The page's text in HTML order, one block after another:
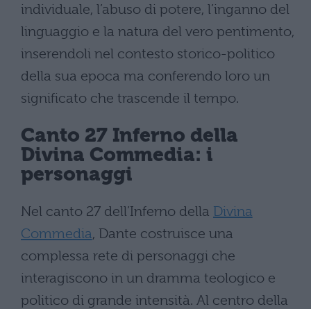
individuale, l’abuso di potere, l’inganno del
linguaggio e la natura del vero pentimento,
inserendoli nel contesto storico-politico
della sua epoca ma conferendo loro un
significato che trascende il tempo.
Canto 27 Inferno della
Divina Commedia: i
personaggi
Nel canto 27 dell’Inferno della Divina
Commedia, Dante costruisce una
complessa rete di personaggi che
interagiscono in un dramma teologico e
politico di grande intensità. Al centro della